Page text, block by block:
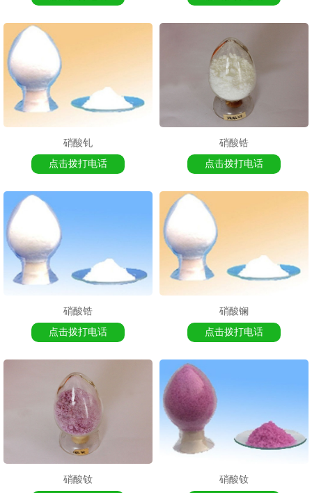
硝酸钆
点击拨打电话
硝酸锆
点击拨打电话
硝酸锆
点击拨打电话
硝酸镧
点击拨打电话
硝酸钕
硝酸钕